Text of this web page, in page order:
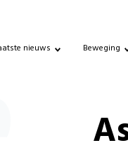
nieuws Beweging